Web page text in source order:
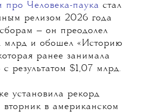
Человека-паука стал
релизом 2026 года
— он преодолел
млрд и обошел «Историю
ранее занимала
с результатом $1,07 млрд.
установила рекорд
вторник в американском